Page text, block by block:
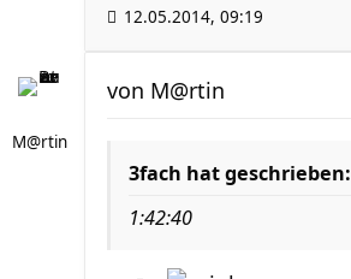
12.05.2014, 09:19
M@rtin
von M@rtin
3fach hat geschrieben:
1:42:40